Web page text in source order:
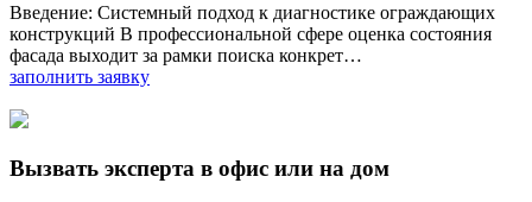
Введение: Системный подход к диагностике ограждающих
конструкций В профессиональной сфере оценка состояния
фасада выходит за рамки поиска конкрет…
заполнить заявку
Вызвать эксперта в офис или на дом